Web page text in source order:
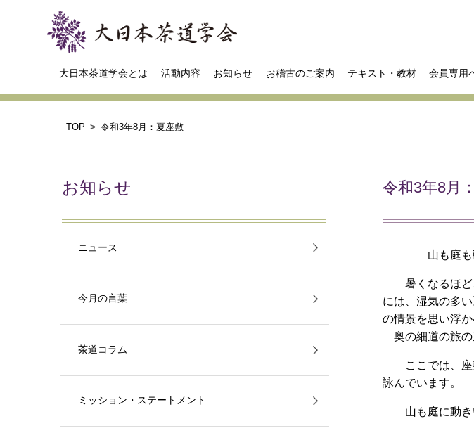
大日本茶道学会とは 活動内容 お知らせ お稽古のご案内 テキスト・教材 会員専用
TOP 令和3年8月：夏座敷
お知らせ
ニュース
今月の言葉
茶道コラム
ミッション・ステートメント
令和3年8月
山も庭も動
暑くなるほど
には、湿気の多
の情景を思い浮
奥の細道の旅の
ここでは、座
詠んでいます。
山も庭に動き